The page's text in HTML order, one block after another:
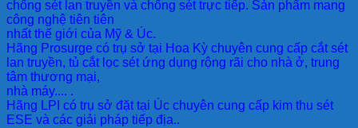
chống sét lan truyền và chống sét trực tiếp. Sản phẩm mang
công nghệ tiên tiên
nhất thế giới của Mỹ & Úc.
Hãng Prosurge có trụ sở tại Hoa Kỳ chuyên cung cấp cắt sét
lan truyền, tủ cắt lọc sét ứng dụng rộng rãi cho nhà ở, trung
tâm thương mại,
nhà máy.... .
Hãng LPI có trụ sở đặt tại Úc chuyên cung cấp kim thu sét
ESE và các giải pháp tiếp địa..